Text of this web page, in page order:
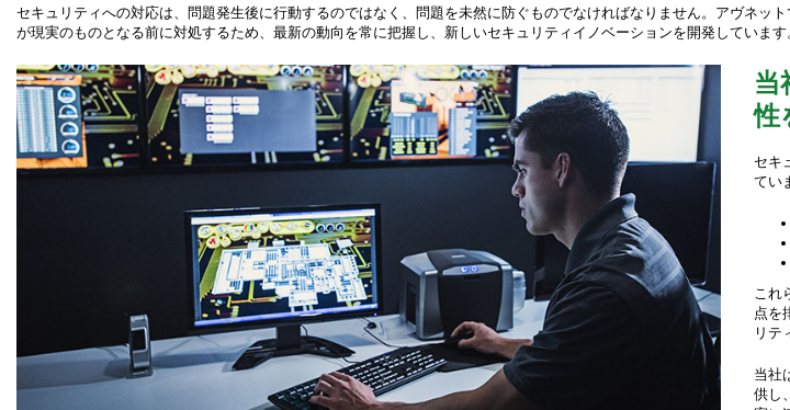
セキュリティへの対応は、問題発生後に行動するのではなく、問題を未然に防ぐものでなければなりません。アヴネ
が現実のものとなる前に対処するため、最新の動向を常に把握し、新しいセキュリティイノベーションを開発しています
当
性
セキ
てい
これ
点を
リテ
当社
供し